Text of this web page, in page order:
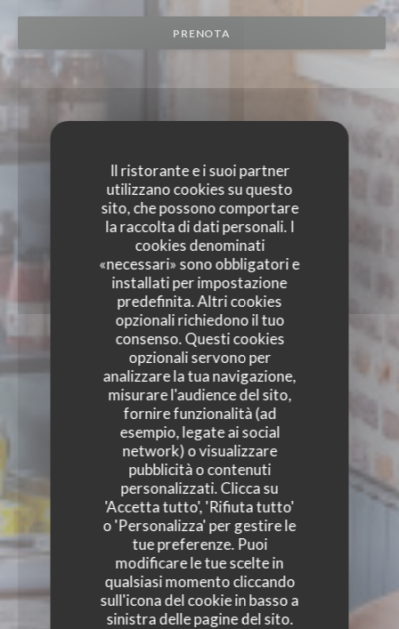
Il ristorante e i suoi partner
utilizzano cookies su questo
sito, che possono comportare
la raccolta di dati personali. I
cookies denominati
«necessari» sono obbligatori e
installati per impostazione
predefinita. Altri cookies
opzionali richiedono il tuo
consenso. Questi cookies
opzionali servono per
analizzare la tua navigazione,
misurare l'audience del sito,
fornire funzionalità (ad
esempio, legate ai social
network) o visualizzare
pubblicità o contenuti
personalizzati. Clicca su
'Accetta tutto', 'Rifiuta tutto'
o 'Personalizza' per gestire le
tue preferenze. Puoi
modificare le tue scelte in
qualsiasi momento cliccando
sull'icona del cookie in basso a
sinistra delle pagine del sito.
PRENOTA